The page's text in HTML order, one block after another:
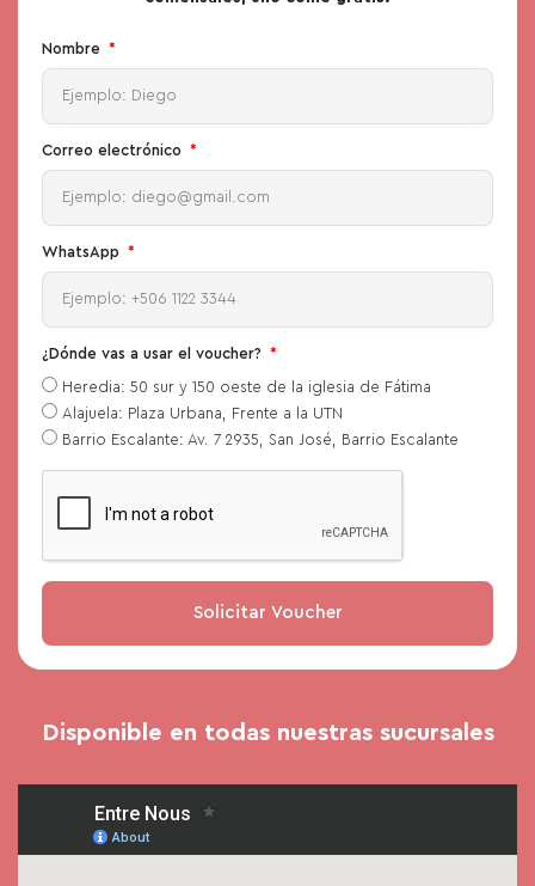
Nombre
Correo electrónico
WhatsApp
¿Dónde vas a usar el voucher?
Heredia: 50 sur y 150 oeste de la iglesia de Fátima
Alajuela: Plaza Urbana, Frente a la UTN
Barrio Escalante: Av. 7 2935, San José, Barrio Escalante
Solicitar Voucher
Disponible en todas nuestras sucursales